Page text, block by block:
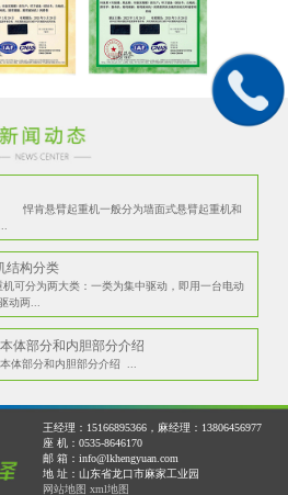
肯悬臂起重机一般分为墙面式悬臂起重机和
结构分类
分为两大类：一类为集中驱动，即用一台电动
动两...
体部分和内胆部分介绍
体部分和内胆部分介绍 ...
王经理：15166895366，麻经理：13806456977
座 机：0535-8646170
邮 箱：info@lkhengyuan.com
地 址：山东省龙口市麻家工业园
网站地图 xml地图